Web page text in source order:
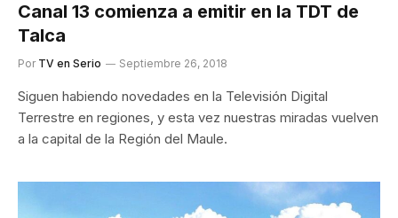
Canal 13 comienza a emitir en la TDT de
Talca
Por TV en Serio Septiembre 26, 2018
Siguen habiendo novedades en la Televisión Digital
Terrestre en regiones, y esta vez nuestras miradas vuelven
a la capital de la Región del Maule.